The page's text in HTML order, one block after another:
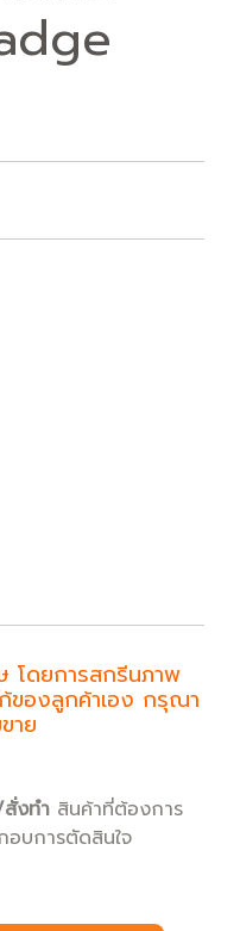
โดยการสกรีนภาพ
ของลูกค้าเอง กรุณา
าย
งทำ สินค้าที่ต้องการ
อบการตัดสินใจ